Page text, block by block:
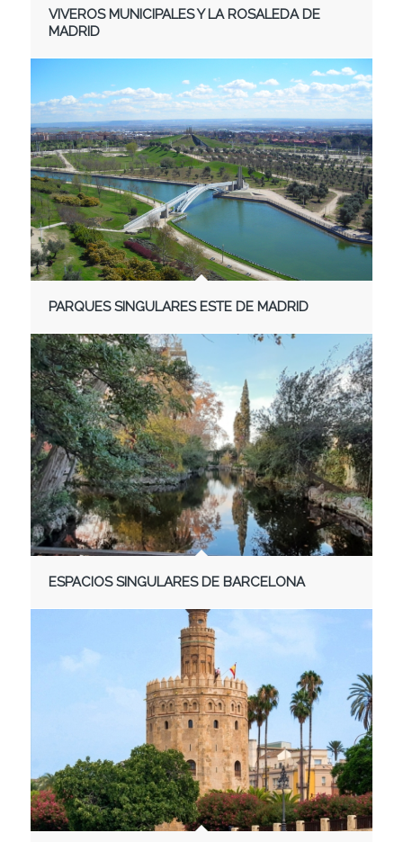
VIVEROS MUNICIPALES Y LA ROSALEDA DE
MADRID
PARQUES SINGULARES ESTE DE MADRID
ESPACIOS SINGULARES DE BARCELONA